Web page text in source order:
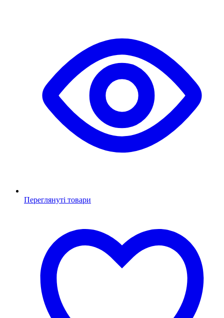
Переглянуті товари